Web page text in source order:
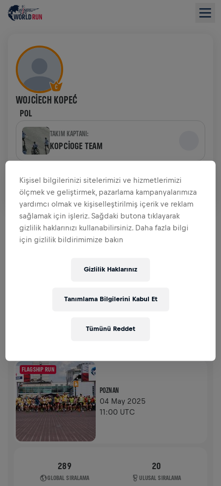
WOJCIECH KOPEĆ
POL
TAKIM KAPTANI:
KOPCIOGE TEAM
RED BULLS & FRIENDS
BAĞIŞ TOPLAMAYA GENEL BAKIŞ
$0,00 TOPLANAN BAĞIŞ
omurilik felci araştırmaları için kullanılacak.
FLAGSHIP RUN
POZNAN
04 May 2025
11:00 UTC
289
GLOBAL SIRALAMA
20
ULUSAL SIRALAMA
Kişisel bilgilerinizi sitelerimizi ve hizmetlerimizi
ölçmek ve geliştirmek, pazarlama kampanyalarımıza
yardımcı olmak ve kişiselleştirilmiş içerik ve reklam
sağlamak için işleriz. Sağdaki butona tıklayarak
gizlilik haklarınızı kullanabilirsiniz. Daha fazla bilgi
için gizlilik bildirimimize bakın
Gizlilik Haklarınız
Tümünü Reddet
Tanımlama Bilgilerini Kabul Et